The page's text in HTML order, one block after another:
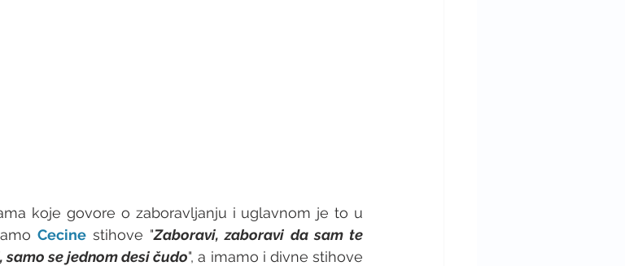
koje govore o zaboravljanju i uglavnom je to u
Cecine stihove "Zaboravi, zaboravi da sam te
se jednom desi čudo